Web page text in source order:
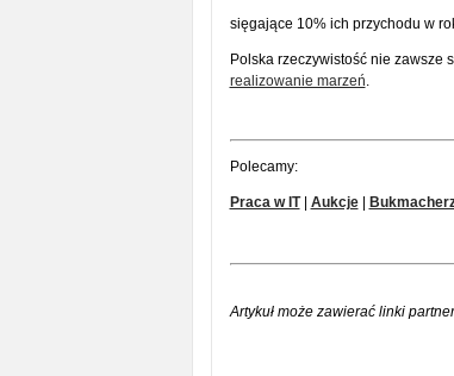
sięgające 10% ich przychodu w
Polska rzeczywistość nie zawsze
realizowanie marzeń.
Polecamy:
Praca w IT| Aukcje|
Artykuł może zawierać linki